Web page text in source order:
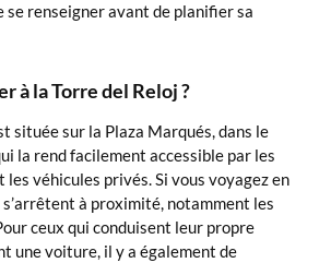
se renseigner avant de planifier sa
à la Torre del Reloj ?
située sur la Plaza Marqués, dans le
la rend facilement accessible par les
véhicules privés. Si vous voyagez en
à proximité, notamment les
ceux qui conduisent leur propre
une voiture, il y a également de